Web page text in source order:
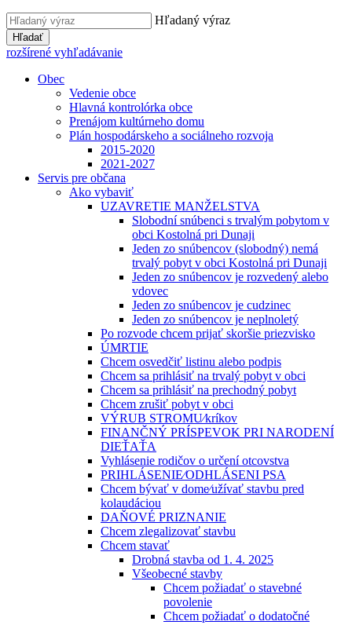
Hľadaný výraz
Hľadať
rozšírené vyhľadávanie
Obec
Vedenie obce
Hlavná kontrolórka obce
Prenájom kultúrneho domu
Plán hospodárskeho a sociálneho rozvoja
2015-2020
2021-2027
Servis pre občana
Ako vybaviť
UZAVRETIE MANŽELSTVA
Slobodní snúbenci s trvalým pobytom v
obci Kostolná pri Dunaji
Jeden zo snúbencov (slobodný) nemá
trvalý pobyt v obci Kostolná pri Dunaji
Jeden zo snúbencov je rozvedený alebo
vdovec
Jeden zo snúbencov je cudzinec
Jeden zo snúbencov je neplnoletý
Po rozvode chcem prijať skoršie priezvisko
ÚMRTIE
Chcem osvedčiť listinu alebo podpis
Chcem sa prihlásiť na trvalý pobyt v obci
Chcem sa prihlásiť na prechodný pobyt
Chcem zrušiť pobyt v obci
VÝRUB STROMU⁄kríkov
FINANČNÝ PRÍSPEVOK PRI NARODENÍ
DIEŤAŤA
Vyhlásenie rodičov o určení otcovstva
PRIHLÁSENIE⁄ODHLÁSENI PSA
Chcem bývať v dome⁄užívať stavbu pred
kolaudáciou
DAŇOVÉ PRIZNANIE
Chcem zlegalizovať stavbu
Chcem stavať
Drobná stavba od 1. 4. 2025
Všeobecné stavby
Chcem požiadať o stavebné
povolenie
Chcem požiadať o dodatočné